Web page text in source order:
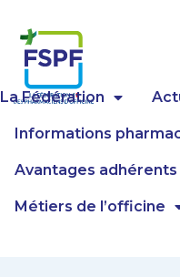
La Fédération
Informations
Avantages adhérents
Métiers de l’officine